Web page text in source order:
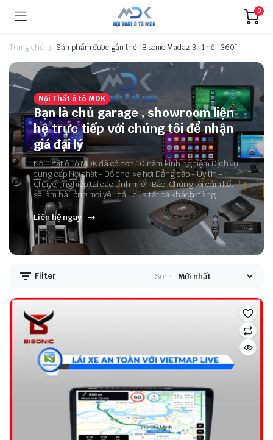
0
Trang chủ Sản phẩm được gắn thẻ “Bisonic Madaz 3- 1 hệ- 360”
Nội Thất ô tô MDK
Bạn là chủ garage , showroom liện
hệ trực tiếp với chúng tôi để nhận
giá đại lý
Nội Thất ô Tô MDK đã có hơn 10 năm kinh nghiệm Dịch vụ
cung cấp Nội thất - Đồ chơi xe hơi Đẳng cấp - Uy tín -
Chuyên nghiệp tại các tỉnh miền Bắc. Chúng tôi cam kết
sẽ làm hài lòng mọi yêu cầu của tất cả khách hàng.
Liên hệ ngay
Filter Sort: